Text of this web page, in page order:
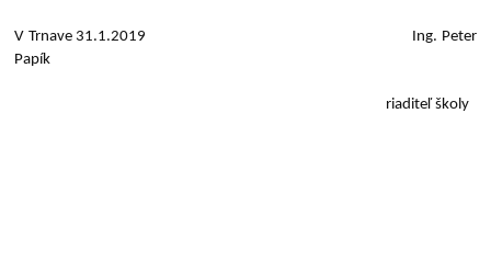
V Trnave 31.1.2019 Ing. Peter
Papík
riaditeľ školy